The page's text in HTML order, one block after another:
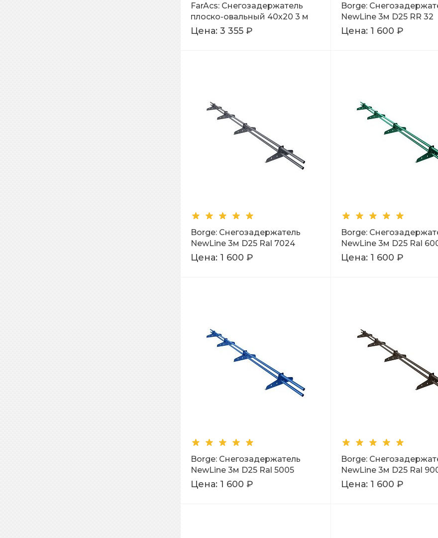
FarAcs: Снегозадержатель
плоско-овальный 40х20 3 м
RR 11
Цена: 3 355 ₽
Borge:
NewLine 3м D25 RR 32
Цена: 1 600 ₽
Borge: Снегозадержатель
NewLine 3м D25 Ral 7024
Цена: 1 600 ₽
Borge:
NewLine 3м D25 Ral
Цена: 1 600 ₽
Borge: Снегозадержатель
NewLine 3м D25 Ral 5005
Цена: 1 600 ₽
Borge:
NewLine 3м D25 Ral
Цена: 1 600 ₽